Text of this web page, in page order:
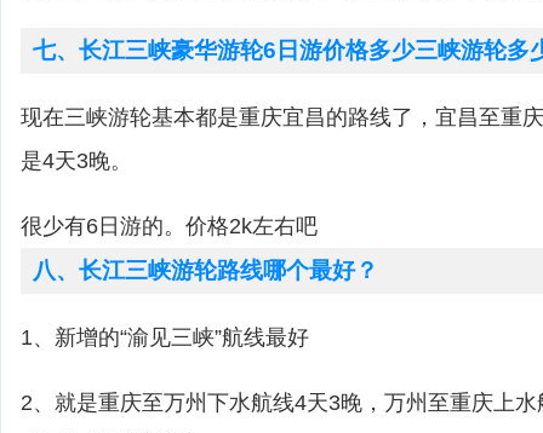
七、长江三峡豪华游轮6日游价格多少三峡游轮多
现在三峡游轮基本都是重庆宜昌的路线了，宜昌至重
是4天3晚。
很少有6日游的。价格2k左右吧
八、长江三峡游轮路线哪个最好？
1、新增的“渝见三峡”航线最好
2、就是重庆至万州下水航线4天3晚，万州至重庆上